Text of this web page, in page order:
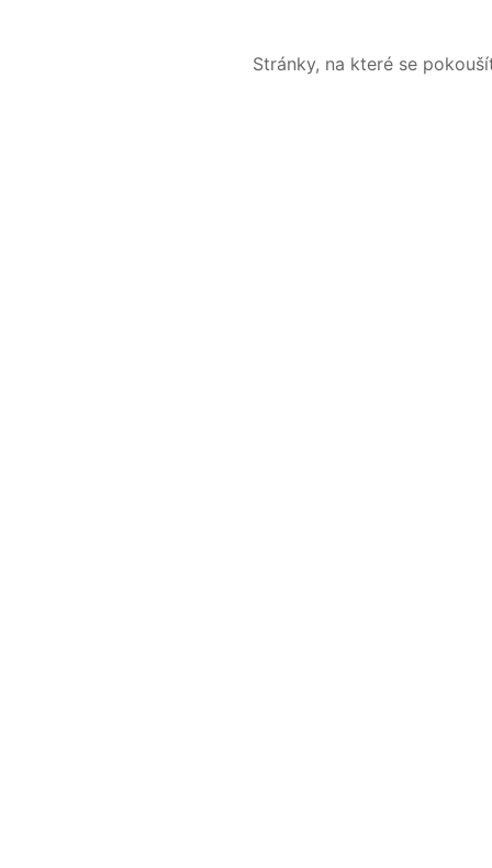
Stránky, na které se